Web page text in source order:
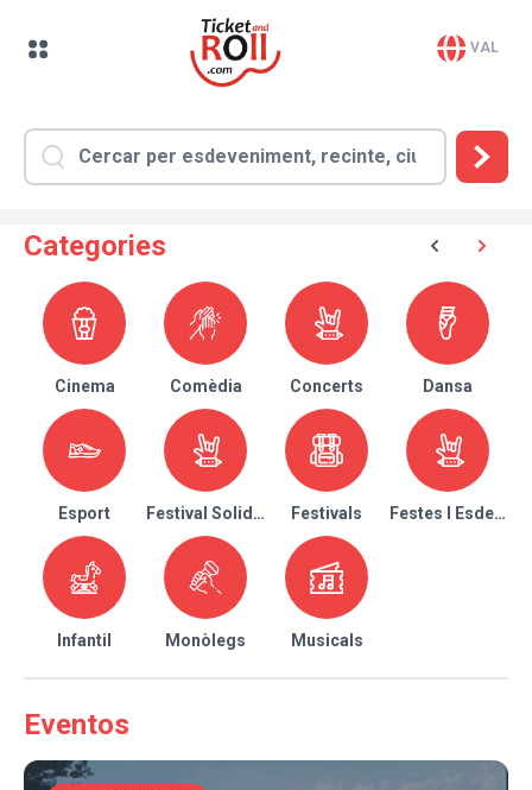
VAL
Categories
Cinema Comèdia Concerts Dansa
Esport Festival Solidari Festivals Festes I
Infantil Monòlegs Musicals
Eventos